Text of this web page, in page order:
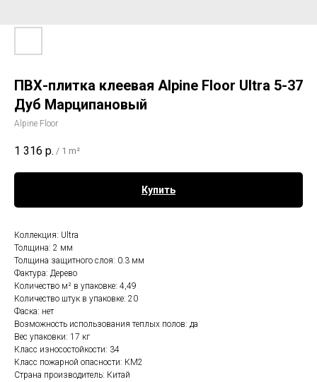
ПВХ-плитка клеевая Alpine Floor Ultra 5-37
Дуб Марципановый
Alpine Floor
1 316 р. / 1 m²
Купить
Коллекция: Ultra
Толщина: 2 мм
Толщина защитного слоя: 0.3 мм
Фактура: Дерево
Количество м² в упаковке: 4,49
Количество штук в упаковке: 20
Фаска: нет
Возможность использования теплых полов: да
Вес упаковки: 17 кг
Класс износостойкости: 34
Класс пожарной опасности: КМ2
Страна производитель: Китай